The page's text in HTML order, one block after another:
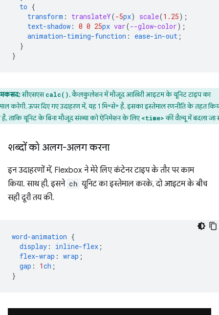
to {
transform : translateY(-5px) scale(1.25);
text-shadow : 0 0 25px var(--glow-color);
animation-timing-function : ease-in-out ;
}
}
मकसद:सीएसएसcalc(), कैलकुलेशन में मौजूद आखिरी आइटम के यूनिट टाइप का
करेगी. ऊपर दिए गए उदाहरण में, यह 1 मि॰से॰ है. इसका इस्तेमाल रणनीति के तहत
है, ताकि यूनिट के बिना मौजूद संख्या को ऐनिमेशन के लिए <time>की वैल्यू में बदला
शब्दों को अलग-अलग करना
इन उदाहरणों में, Flexbox ने मेरे लिए कंटेनर टाइप के तौर पर काम
किया. साथ ही, इसने ch यूनिट का इस्तेमाल करके, दो आइटम के बीच
सही दूरी तय की.
word-animation {
display : inline-flex ;
flex-wrap : wrap ;
gap : 1ch ;
}